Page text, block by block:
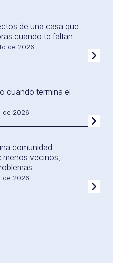
de una casa que
cuando te faltan
de 2026
cuando termina el
de 2026
comunidad
menos vecinos,
de 2026